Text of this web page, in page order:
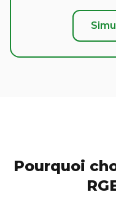
Pourquoi